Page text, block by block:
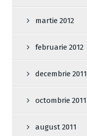
martie 2012
februarie 2012
decembrie 2011
octombrie 2011
august 2011